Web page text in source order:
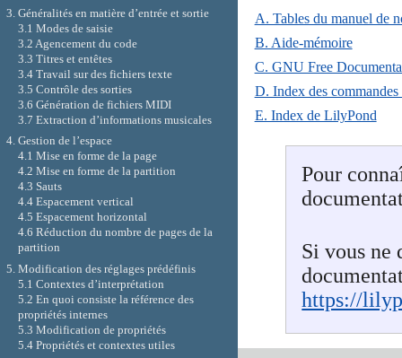
A. Tables du manuel de
B. Aide-mémoire
C. GNU Free
D. Index des
E. Index de LilyPond
Pour
Si vous ne
https://
3. Généralités en matière d’entrée et sortie
3.1 Modes de saisie
3.2 Agencement du code
3.3 Titres et entêtes
3.4 Travail sur des fichiers texte
3.5 Contrôle des sorties
3.6 Génération de fichiers MIDI
3.7 Extraction d’informations musicales
4. Gestion de l’espace
4.1 Mise en forme de la page
4.2 Mise en forme de la partition
4.3 Sauts
4.4 Espacement vertical
4.5 Espacement horizontal
4.6 Réduction du nombre de pages de la
partition
5. Modification des réglages prédéfinis
5.1 Contextes d’interprétation
5.2 En quoi consiste la référence des
propriétés internes
5.3 Modification de propriétés
5.4 Propriétés et contextes utiles